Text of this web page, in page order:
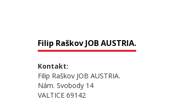
Filip Raškov JOB AUSTRIA.
Kontakt:
Filip Raškov JOB AUSTRIA.
Nám. Svobody 14
VALTICE 69142